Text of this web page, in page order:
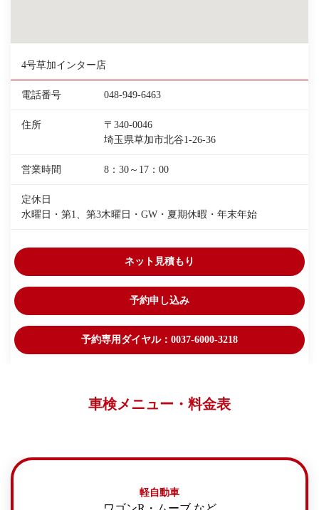
4号草加インター店
電話番号 048-949-6463
住所
〒340-0046
埼玉県草加市北谷1-26-36
営業時間 8：30～17：00
定休日
水曜日・第1、第3木曜日・GW・夏期休暇・年末年始
ネット見積もり
予約申し込み
予約専用ダイヤル：0037-6000-3218
車検メニュー・料金表
軽自動車